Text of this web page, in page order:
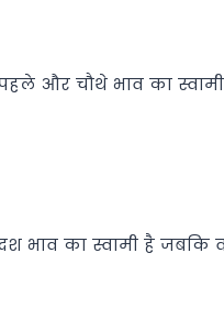
और चौथे भाव का
भाव का स्वामी है